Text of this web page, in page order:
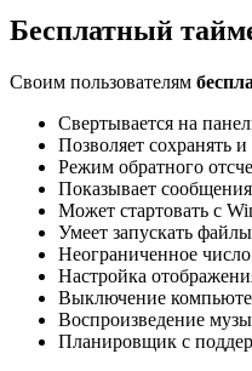
Бесплатный
Своим пользователям
Свертывается на
Позволяет сохранять
Режим обратного
Показывает сообщения
Может стартовать с
Умеет запускать файлы
Неограниченное
Настройка
Выключение
Воспроизведение
Планировщик с